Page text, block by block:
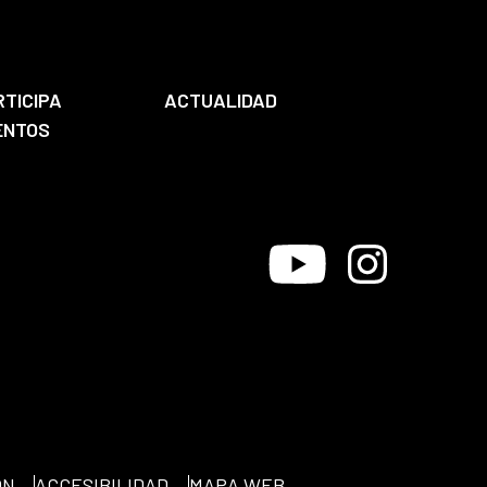
ACTUALIDAD
Youtube Instagram